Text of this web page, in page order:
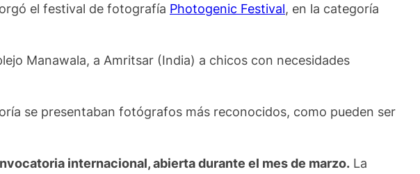
el festival de fotografía Photogenic Festival, en la categoría
Manawala, a Amritsar (India) a chicos con necesidades
se presentaban fotógrafos más reconocidos, como pueden ser
internacional, abierta durante el mes de marzo. La